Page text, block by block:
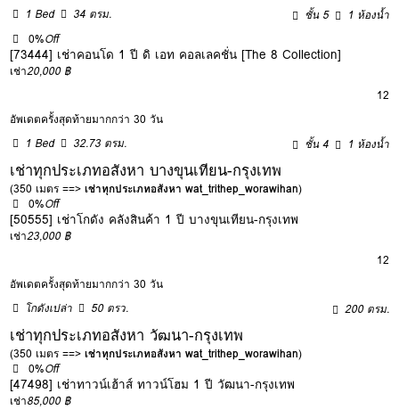
1 Bed
34 ตรม. ชั้น 5
1 ห้องน้ำ
0%Off
[73444] เช่าคอนโด 1 ปี ดิ เอท คอลเลคชั่น [The 8 Collection]
เช่า20,000 ฿
12
อัพเดตครั้งสุดท้ายมากกว่า 30 วัน
1 Bed
32.73 ตรม. ชั้น 4 1 ห้องน้ำ
เช่าทุกประเภทอสังหา บางขุนเทียน-กรุงเทพ
(350 เมตร ==>เช่าทุกประเภทอสังหา wat_trithep_worawihan)
0%Off
[50555] เช่าโกดัง คลังสินค้า 1 ปี บางขุนเทียน-กรุงเทพ
เช่า23,000 ฿
12
อัพเดตครั้งสุดท้ายมากกว่า 30 วัน
โกดังเปล่า
50 ตรว. 200 ตรม.
เช่าทุกประเภทอสังหา วัฒนา-กรุงเทพ
(350 เมตร ==>เช่าทุกประเภทอสังหา wat_trithep_worawihan)
0%Off
[47498] เช่าทาวน์เฮ้าส์ ทาวน์โฮม 1 ปี วัฒนา-กรุงเทพ
เช่า85,000 ฿